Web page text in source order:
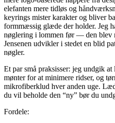
elefanten mere tidløs og
keyrings mister karakter og bliver
formmæssig glæde der holder. Jeg
nøglering i lommen før — den blev
Jensenen udvikler i stedet en blid
nøgler.
Et par små praksisser: jeg undgik
mønter for at minimere ridser, og
mikrofiberklud hver anden uge.
du vil beholde den “ny” bør du
Fordele: